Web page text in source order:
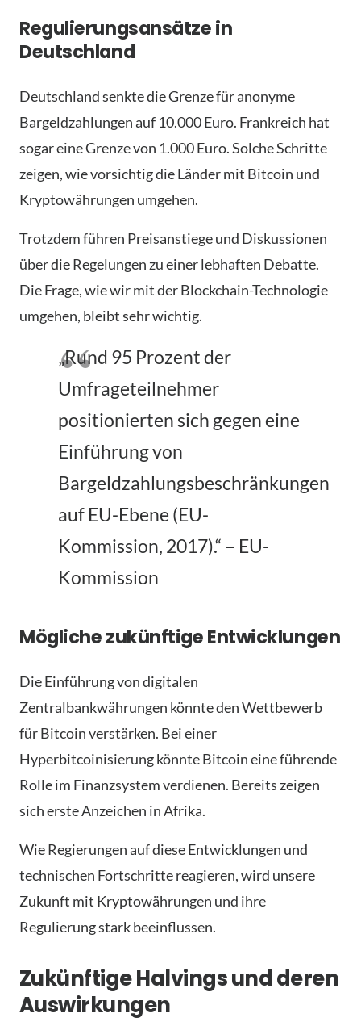
Regulierungsansätze in
Deutschland
Deutschland senkte die Grenze für anonyme
Bargeldzahlungen auf 10.000 Euro. Frankreich hat
sogar eine Grenze von 1.000 Euro. Solche Schritte
zeigen, wie vorsichtig die Länder mit Bitcoin und
Kryptowährungen umgehen.
Trotzdem führen Preisanstiege und Diskussionen
über die Regelungen zu einer lebhaften Debatte.
Die Frage, wie wir mit der Blockchain-Technologie
umgehen, bleibt sehr wichtig.
„Rund 95 Prozent der
Umfrageteilnehmer
positionierten sich gegen eine
Einführung von
Bargeldzahlungsbeschränkungen
auf EU-Ebene (EU-
Kommission, 2017).“ – EU-
Kommission
Mögliche zukünftige Entwicklungen
Die Einführung von digitalen
Zentralbankwährungen könnte den Wettbewerb
für Bitcoin verstärken. Bei einer
Hyperbitcoinisierung könnte Bitcoin eine führende
Rolle im Finanzsystem verdienen. Bereits zeigen
sich erste Anzeichen in Afrika.
Wie Regierungen auf diese Entwicklungen und
technischen Fortschritte reagieren, wird unsere
Zukunft mit Kryptowährungen und ihre
Regulierung stark beeinflussen.
Zukünftige Halvings und deren
Auswirkungen